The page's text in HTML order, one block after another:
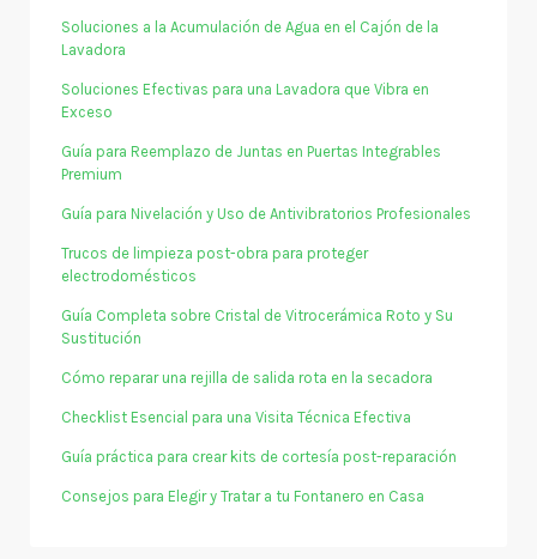
Soluciones a la Acumulación de Agua en el Cajón de la
Lavadora
Soluciones Efectivas para una Lavadora que Vibra en
Exceso
Guía para Reemplazo de Juntas en Puertas Integrables
Premium
Guía para Nivelación y Uso de Antivibratorios Profesionales
Trucos de limpieza post-obra para proteger
electrodomésticos
Guía Completa sobre Cristal de Vitrocerámica Roto y Su
Sustitución
Cómo reparar una rejilla de salida rota en la secadora
Checklist Esencial para una Visita Técnica Efectiva
Guía práctica para crear kits de cortesía post-reparación
Consejos para Elegir y Tratar a tu Fontanero en Casa